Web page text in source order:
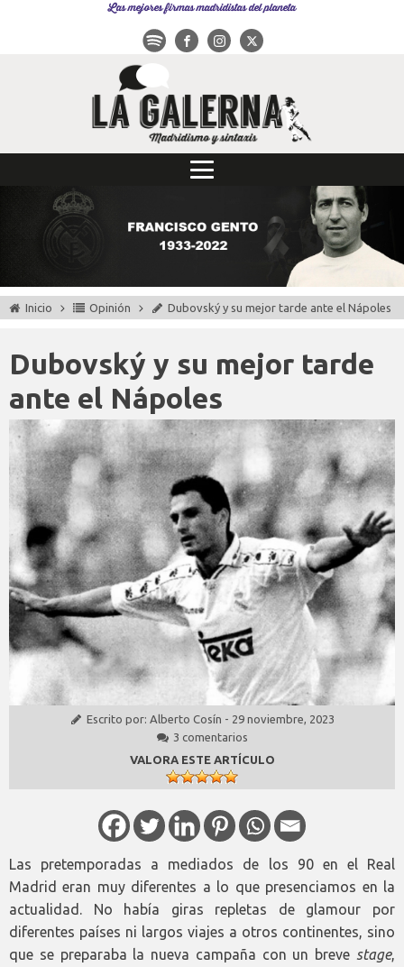
Las mejores firmas madridistas del planeta
Inicio Opinión Dubovský y su mejor tarde ante el Nápoles
Dubovský y su mejor tarde
ante el Nápoles
Escrito por: Alberto Cosín - 29 noviembre, 2023
3 comentarios
VALORA ESTE ARTÍCULO
Las pretemporadas a mediados de los 90 en el Real
Madrid eran muy diferentes a lo que presenciamos en la
actualidad. No había giras repletas de glamour por
diferentes países ni largos viajes a otros continentes, sino
que se preparaba la nueva campaña con un breve stage,